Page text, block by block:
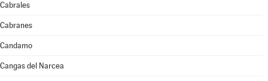
Cabrales
Cabranes
Candamo
Cangas del Narcea